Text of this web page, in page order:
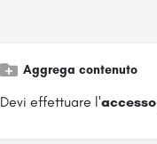
Aggrega contenuto
Devi effettuare l'accesso